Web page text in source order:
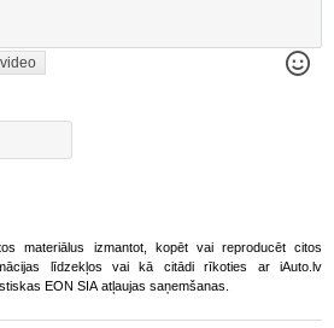
materiālus izmantot, kopēt vai reproducēt citos
līdzekļos vai kā citādi rīkoties ar iAuto.lv
EON SIA atļaujas saņemšanas.